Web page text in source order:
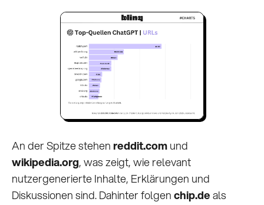
An der Spitze stehenreddit.comund
wikipedia.org, was zeigt, wie relevant
nutzergenerierte Inhalte, Erklärungen und
Diskussionen sind. Dahinter folgenchip.deals